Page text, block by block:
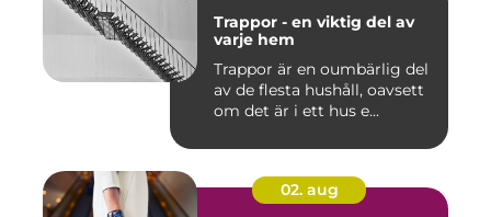
Trappor - en viktig del av
varje hem
Trappor är en oumbärlig del
av de flesta hushåll, oavsett
om det är i ett hus e...
02. aug